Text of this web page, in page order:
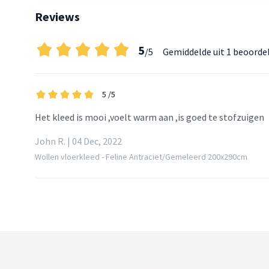
Reviews
5/5 Gemiddelde uit 1
5 /5
Het kleed is mooi ,voelt warm aan ,is goed te stofzuigen
John R. | 04 Dec, 2022
Wollen vloerkleed - Feline Antraciet/Gemeleerd 200x290cm